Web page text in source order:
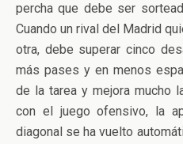
percha que debe ser
Cuando un rival del Madrid
otra, debe superar cinco
más pases y en menos
de la tarea y mejora mucho
con el juego ofensivo, la
diagonal se ha vuelto